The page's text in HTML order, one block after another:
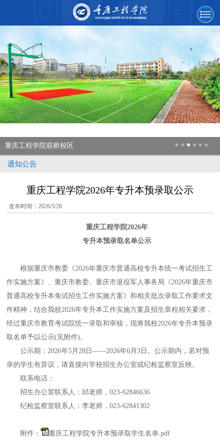
重庆工程学院双桥校区
通知公告
重庆工程学院2026年专升本预录取公示
发布时间：2026/5/28
重庆工程学院2026年
专升本预录取名单公示
根据重庆市教委《2026年重庆市普通高校专升本统一考试招生工
作实施方案》、重庆市教委、重庆市退役军人事务局《2026年重庆市
普通高校专升本免试招生工作实施方案》和相关批次录取工作要求文
件精神，结合我校2026年专升本工作实施方案及招生章程相关要求，
经过重庆市教育考试院统一录取和审核，现将我校2026年专升本预录
取名单予以公示( 见附件) 。
公示期： 2026年5 月 28 日——2026年6 月3 日。公示期内，若对预
录的学生有异议，请直接向学校招生办公室或纪检监察室反映。
联系电话：
招生办公室联系人：邱老师，023-62846636
纪检监察室联系人：李老师，023-62841302
附件： 重庆工程学院专升本预录取学生名单.pdf